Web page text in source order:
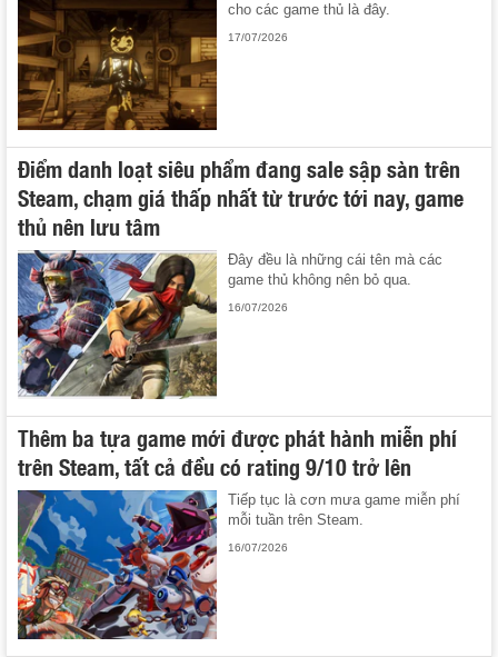
cho các game thủ là đây.
17/07/2026
Điểm danh loạt siêu phẩm đang sale sập sàn trên
Steam, chạm giá thấp nhất từ trước tới nay, game
thủ nên lưu tâm
Đây đều là những cái tên mà các
game thủ không nên bỏ qua.
16/07/2026
Thêm ba tựa game mới được phát hành miễn phí
trên Steam, tất cả đều có rating 9/10 trở lên
Tiếp tục là cơn mưa game miễn phí
mỗi tuần trên Steam.
16/07/2026